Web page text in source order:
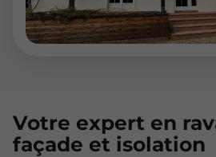
Votre expert en
façade et isolation